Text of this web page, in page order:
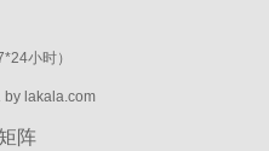
小时）
by lakala.com
阵